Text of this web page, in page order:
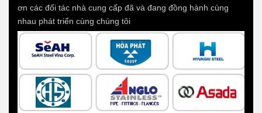
ơn các đối tác nhà cung cấp đã và đang đồng hành cùng
nhau phát triển cùng chúng tôi